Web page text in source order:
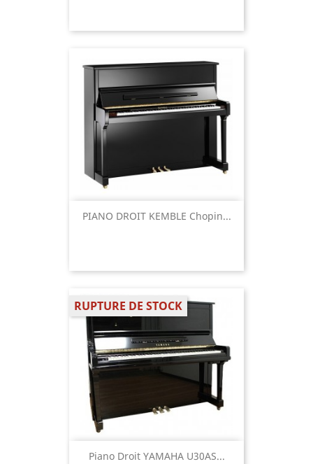
PIANO DROIT KEMBLE Chopin...
Piano Droit YAMAHA U30AS...
RUPTURE DE STOCK